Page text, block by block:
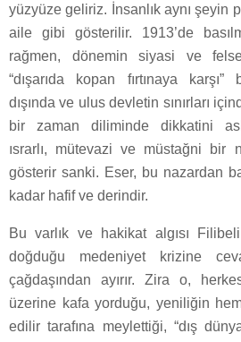
yüzyüze geliriz. İnsanlık aynı şeyin
aile gibi gösterilir. 1913’de
rağmen, dönemin siyasi ve
“dışarıda kopan fırtınaya
dışında ve ulus devletin sınırları
bir zaman diliminde dikkatini
ısrarlı, mütevazi ve müstağni bir
gösterir sanki. Eser, bu nazardan
kadar hafif ve derindir.
Bu varlık ve hakikat algısı
doğduğu medeniyet krizine
çağdaşından ayırır. Zira o,
üzerine kafa yorduğu, yeniliğin
edilir tarafına meylettiği, “dış